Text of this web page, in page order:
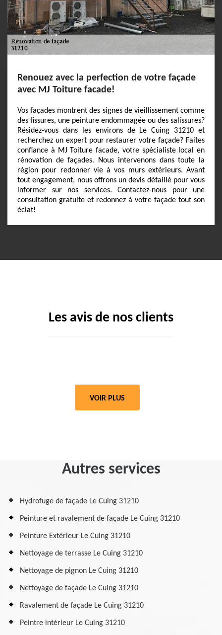
Renouez avec la perfection de votre façade
avec MJ Toiture facade!
Vos façades montrent des signes de vieillissement comme
des fissures, une peinture endommagée ou des salissures?
Résidez-vous dans les environs de Le Cuing 31210 et
recherchez un expert pour restaurer votre façade? Faites
confiance à MJ Toiture facade, votre spécialiste local en
rénovation de façades. Nous intervenons dans toute la
région pour redonner vie à vos murs extérieurs. Avant
tout engagement, nous offrons un devis détaillé pour vous
informer sur nos services. Contactez-nous pour une
consultation gratuite et redonnez à votre façade tout son
éclat!
Les avis de nos clients
VOIR PLUS
Autres services
Hydrofuge de façade Le Cuing 31210
Peinture et ravalement de façade Le Cuing 31210
Peinture Extérieur Le Cuing 31210
Nettoyage de terrasse Le Cuing 31210
Nettoyage de pignon Le Cuing 31210
Nettoyage de façade Le Cuing 31210
Ravalement de façade Le Cuing 31210
Peintre intérieur Le Cuing 31210